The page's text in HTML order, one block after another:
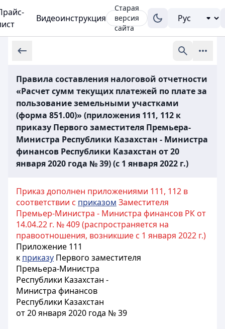
Видеоинструкция
Старая
версия
сайта
Правила составления налоговой отчетности
«Расчет сумм текущих платежей по плате за
пользование земельными участками
(форма 851.00)» (приложения 111, 112 к
приказу Первого заместителя Премьера-
Министра Республики Казахстан - Министра
финансов Республики Казахстан от 20
января 2020 года № 39) (с 1 января 2022 г.)
Приказ дополнен приложениями 111, 112 в
соответствии с приказом Заместителя
Премьер-Министра - Министра финансов РК от
14.04.22 г. № 409 (распространяется на
правоотношения, возникшие с 1 января 2022 г.)
Приложение 111
к приказу Первого заместителя
Премьера-Министра
Республики Казахстан -
Министра финансов
Республики Казахстан
от 20 января 2020 года № 39